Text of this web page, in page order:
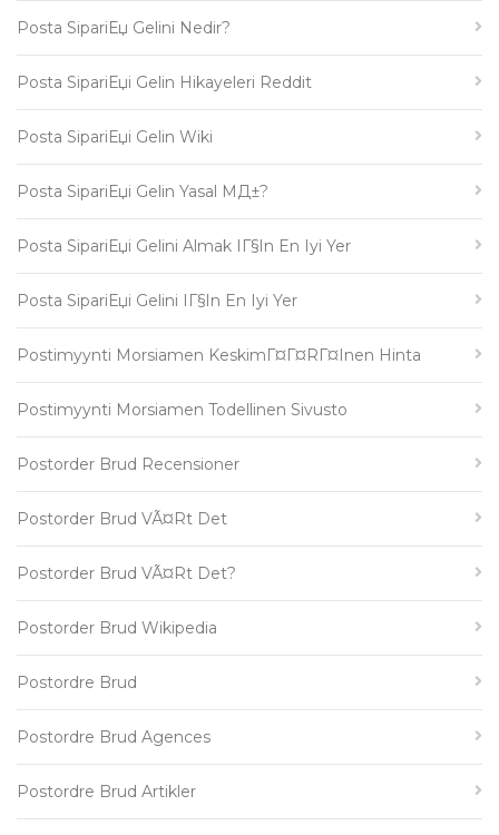
Posta SipariЕџ Gelini Nedir?
Posta SipariЕџi Gelin Hikayeleri Reddit
Posta SipariЕџi Gelin Wiki
Posta SipariЕџi Gelin Yasal MД±?
Posta SipariЕџi Gelini Almak IГ§in En Iyi Yer
Posta SipariЕџi Gelini IГ§in En Iyi Yer
Postimyynti Morsiamen KeskimГ¤Г¤rГ¤inen Hinta
Postimyynti Morsiamen Todellinen Sivusto
Postorder Brud Recensioner
Postorder Brud VÃ¤rt Det
Postorder Brud VÃ¤rt Det?
Postorder Brud Wikipedia
Postordre Brud
Postordre Brud Agences
Postordre Brud Artikler